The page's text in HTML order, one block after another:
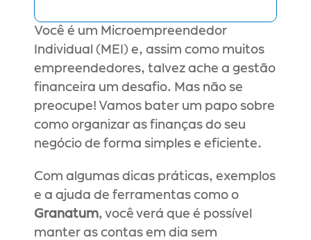
Você é um Microempreendedor
Individual (MEI) e, assim como muitos
empreendedores, talvez ache a gestão
financeira um desafio. Mas não se
preocupe! Vamos bater um papo sobre
como organizar as finanças do seu
negócio de forma simples e eficiente.
Com algumas dicas práticas, exemplos
Granatum, você verá que é possível
manter as contas em dia sem